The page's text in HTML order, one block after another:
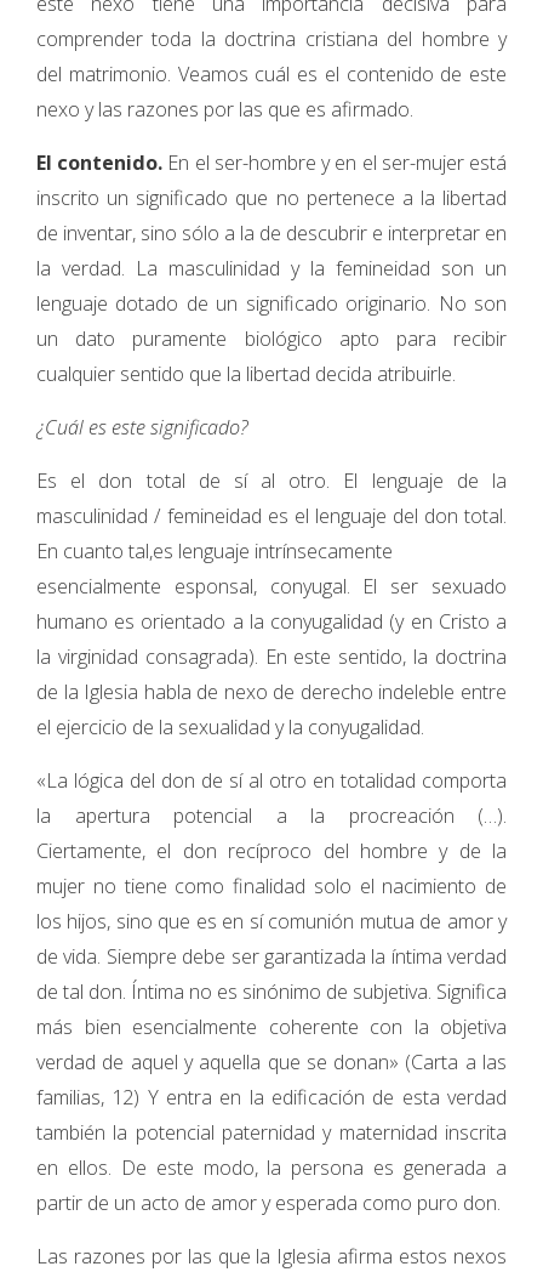
comprender toda la doctrina cristiana del hombre y
del matrimonio. Veamos cuál es el contenido de este
nexo y las razones por las que es afirmado.
El contenido. En el ser-hombre y en el ser-mujer está
inscrito un significado que no pertenece a la libertad
de inventar, sino sólo a la de descubrir e interpretar en
la verdad. La masculinidad y la femineidad son un
lenguaje dotado de un significado originario. No son
un dato puramente biológico apto para recibir
cualquier sentido que la libertad decida atribuirle.
¿Cuál es este significado?
Es el don total de sí al otro. El lenguaje de la
masculinidad / femineidad es el lenguaje del don total.
En cuanto tal,es lenguaje intrínsecamente
esencialmente esponsal, conyugal. El ser sexuado
humano es orientado a la conyugalidad (y en Cristo a
la virginidad consagrada). En este sentido, la doctrina
de la Iglesia habla de nexo de derecho indeleble entre
el ejercicio de la sexualidad y la conyugalidad.
«La lógica del don de sí al otro en totalidad comporta
la apertura potencial a la procreación (…).
Ciertamente, el don recíproco del hombre y de la
mujer no tiene como finalidad solo el nacimiento de
los hijos, sino que es en sí comunión mutua de amor y
de vida. Siempre debe ser garantizada la íntima verdad
de tal don. Íntima no es sinónimo de subjetiva. Significa
más bien esencialmente coherente con la objetiva
verdad de aquel y aquella que se donan» (Carta a las
familias, 12) Y entra en la edificación de esta verdad
también la potencial paternidad y maternidad inscrita
en ellos. De este modo, la persona es generada a
partir de un acto de amor y esperada como puro don.
Las razones por las que la Iglesia afirma estos nexos